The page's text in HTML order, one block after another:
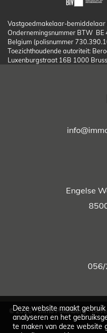
Vastgoedmakelaar-bemiddelaar
Ondernemingsnummer BTW
Belgium (polisnummer
Toezichthoudende autoriteit:
Luxenburgstraat 16B 1000
Engelse
056/
© 2026 - Immo Pottelberg -
Deze website maakt
analyseren en het
te maken van deze website